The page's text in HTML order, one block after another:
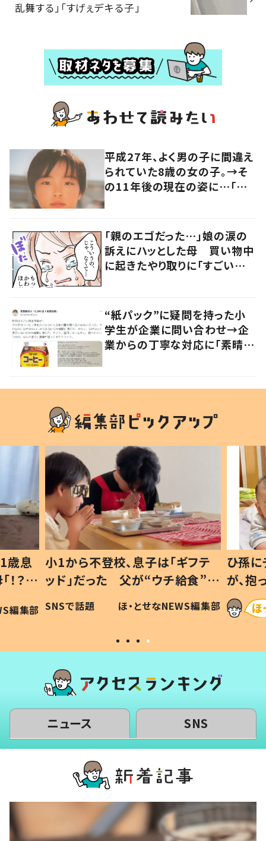
乱舞する」「すげぇデキる子」
平成27年、よく男の子に間違え
られていた8歳の女の子。→そ
の11年後の現在の姿に…「ずっ
「親のエゴだった…」娘の涙の
訴えにハッとした母 買い物中
に起きたやり取りに「すごい分
“紙パック”に疑問を持った小
学生が企業に問い合わせ→企
業からの丁寧な対応に「素晴ら
歳息
？」
編集部
小1から不登校、息子は「ギフテ
ッド」だった 父が“ウチ給食”を
作り続ける理由とは #令和の親
#令和の子
SNSで話題 ほ・とせなNEWS編集部
ひ孫
が、
「涙が
い」
ニュース SNS